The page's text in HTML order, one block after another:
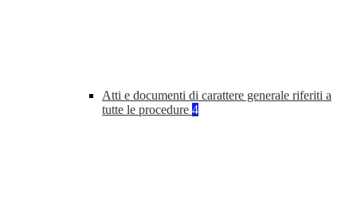
Atti e documenti di carattere generale riferiti a
tutte le procedure 4